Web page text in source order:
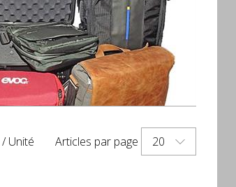
Articles par page 20
/ Unité